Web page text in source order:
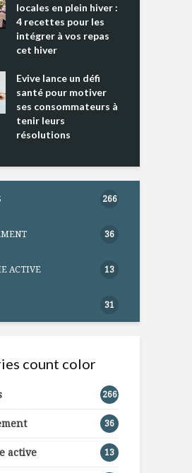
locales en plein hiver :
4 recettes pour les
intégrer à vos repas
cet hiver
Evive lance un défi
santé pour motiver
ses consommateurs à
tenir leurs
résolutions
266
36
ACTIVE 13
31
count color
266
36
active 13